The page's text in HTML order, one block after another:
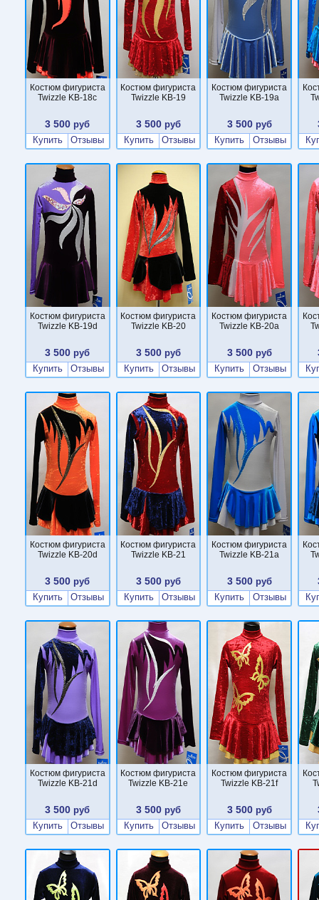
Костюм фигуриста
Twizzle KB-18c
3 500 руб
Купить
Отзывы
Костюм фигуриста
Twizzle KB-19
3 500 руб
Купить
Отзывы
Костюм фигуриста
Twizzle KB-19a
3 500руб
Купить
Отзывы
Костюм фигуриста
Twizzle KB-19d
3 500 руб
Купить
Отзывы
Костюм фигуриста
Twizzle KB-20
3 500 руб
Купить
Отзывы
Костюм фигуриста
Twizzle KB-20a
3 500руб
Купить
Отзывы
Костюм фигуриста
Twizzle KB-20d
3 500 руб
Купить
Отзывы
Костюм фигуриста
Twizzle KB-21
3 500 руб
Купить
Отзывы
Костюм фигуриста
Twizzle KB-21a
3 500руб
Купить
Отзывы
Костюм фигуриста
Twizzle KB-21d
3 500 руб
Купить
Отзывы
Костюм фигуриста
Twizzle KB-21e
3 500 руб
Купить
Отзывы
Костюм фигуриста
Twizzle KB-21f
3 500руб
Купить
Отзывы